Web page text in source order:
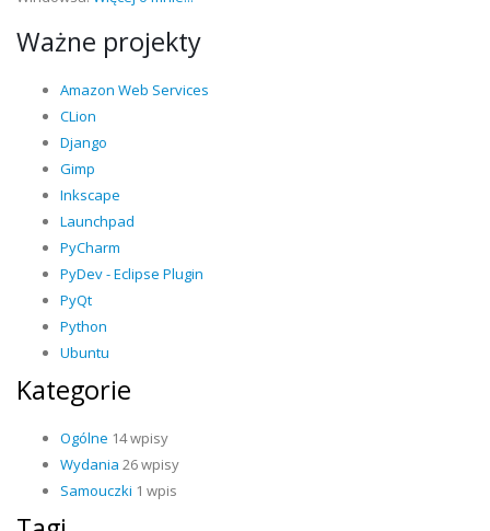
Ważne projekty
Amazon Web Services
CLion
Django
Gimp
Inkscape
Launchpad
PyCharm
PyDev - Eclipse Plugin
PyQt
Python
Ubuntu
Kategorie
Ogólne 14 wpisy
Wydania 26 wpisy
Samouczki 1 wpis